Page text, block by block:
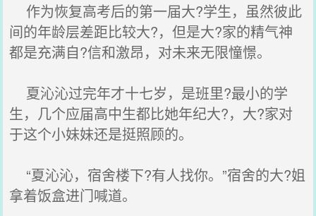
作为恢复高考后的第一届大?学生，虽然彼此
间的年龄层差距比较大?，但是大?家的精气神
都是充满自?信和激昂，对未来无限憧憬。
夏沁沁过完年才十七岁，是班里?最小的学
生，几个应届高中生都比她年纪大?，大?家对
于这个小妹妹还是挺照顾的。
“夏沁沁，宿舍楼下?有人找你。”宿舍的大?姐
拿着饭盒进门喊道。